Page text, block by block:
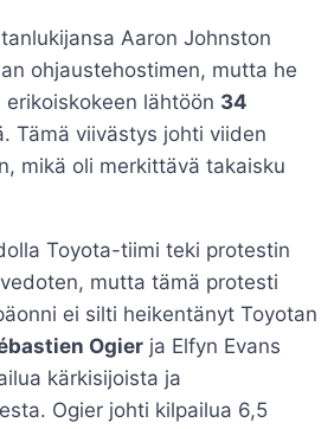
Aaron Johnston
ohjaustehostimen, mutta he
lähtöön 34
Tämä viivästys johti viiden
mikä oli merkittävä takaisku
Toyota-tiimi teki protestin
mutta tämä protesti
ei silti heikentänyt Toyotan
Ogier ja Elfyn Evans
kärkisijoista ja
Ogier johti kilpailua 6,5